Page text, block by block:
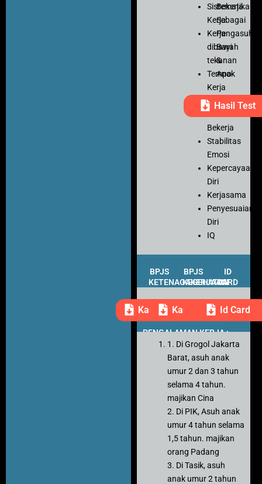
Sistematika
Kerja
Kerja
dibawah
tekanan
Tempo
Kerja
Ketelitian
Motivasi
Bekerja
Stabilitas
Emosi
Kepercayaan
Diri
Kerjasama
Penyesuaian
Diri
IQ
Bekerja
Sebagai
Pengasuh
Bayi
&
Anak
Hasil Test
BPJS
KETENAGAKERJAAN
BPJS
KESEHATAN
ID
CARD
Kartu PesertaKartu PesertaId Card
PENGALAMAN KERJA :
1. Di Grogol Jakarta
Barat, asuh anak
umur 2 dan 3 tahun
selama 4 tahun.
majikan Cina
2. Di PIK, Asuh anak
umur 4 tahun selama
1,5 tahun. majikan
orang Padang
3. Di Tasik, asuh
anak umur 2 tahun